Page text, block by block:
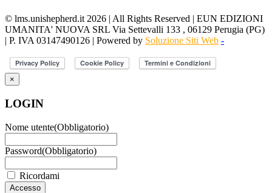
© lms.unishepherd.it 2026 | All Rights Reserved | EUN EDIZIONI
UMANITA' NUOVA SRL Via Settevalli 133 , 06129 Perugia (PG)
| P. IVA 03147490126 | Powered by Soluzione Siti Web -
×
LOGIN
Nome utente(Obbligatorio)
Password(Obbligatorio)
Ricordami